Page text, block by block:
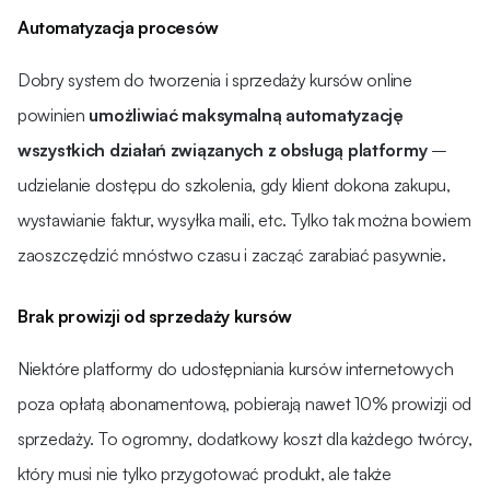
Automatyzacja procesów
Dobry system do tworzenia i sprzedaży kursów online
powinien umożliwiać maksymalną automatyzację
wszystkich działań związanych z obsługą platformy–
udzielanie dostępu do szkolenia, gdy klient dokona zakupu,
wystawianie faktur, wysyłka maili, etc. Tylko tak można bowiem
zaoszczędzić mnóstwo czasu i zacząć zarabiać pasywnie.
Brak prowizji od sprzedaży kursów
Niektóre platformy do udostępniania kursów internetowych
poza opłatą abonamentową, pobierają nawet 10% prowizji od
sprzedaży. To ogromny, dodatkowy koszt dla każdego twórcy,
który musi nie tylko przygotować produkt, ale także